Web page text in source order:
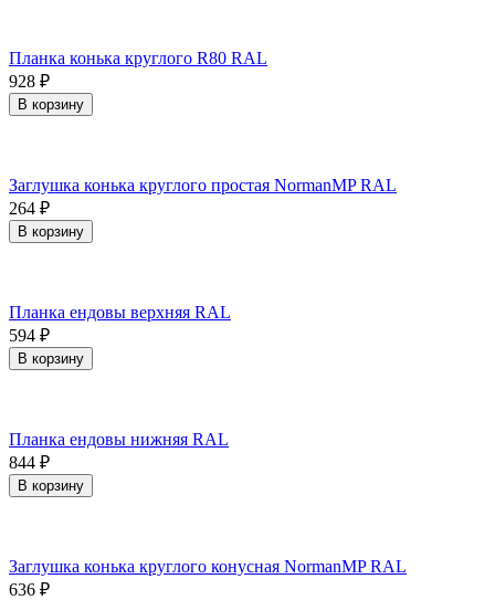
Планка конька круглого R80 RAL
928 ₽
В корзину
Заглушка конька круглого простая NormanMP RAL
264 ₽
В корзину
Планка ендовы верхняя RAL
594 ₽
В корзину
Планка ендовы нижняя RAL
844 ₽
В корзину
Заглушка конька круглого конусная NormanMP RAL
636 ₽